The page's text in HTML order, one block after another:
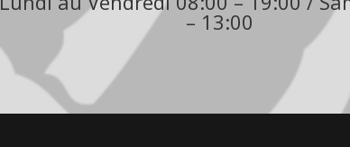
– 13:00